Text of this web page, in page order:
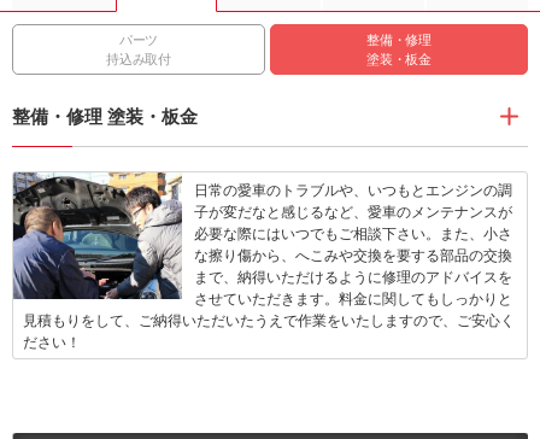
パーツ
持込み取付
整備・修理
塗装・板金
整備・修理 塗装・板金
日常の愛車のトラブルや、いつもとエンジンの調
子が変だなと感じるなど、愛車のメンテナンスが
必要な際にはいつでもご相談下さい。また、小さ
な擦り傷から、へこみや交換を要する部品の交換
まで、納得いただけるように修理のアドバイスを
させていただきます。料金に関してもしっかりと
見積もりをして、ご納得いただいたうえで作業をいたしますので、ご安心く
ださい！